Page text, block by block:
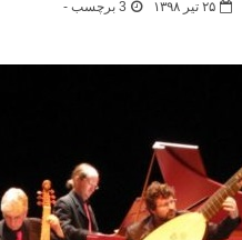
۲۵ تیر ۱۳۹۸ 3 برچسب -